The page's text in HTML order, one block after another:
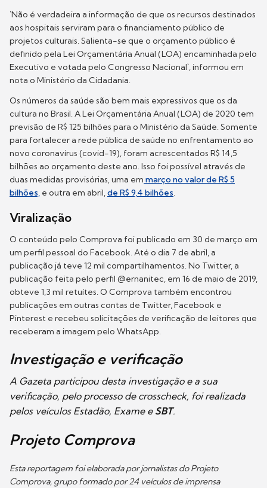
`Não é verdadeira a informação de que os recursos destinados
aos hospitais serviram para o financiamento público de
projetos culturais. Salienta-se que o orçamento público é
definido pela Lei Orçamentária Anual (LOA) encaminhada pelo
Executivo e votada pelo Congresso Nacional`, informou em
nota o Ministério da Cidadania.
Os números da saúde são bem mais expressivos que os da
cultura no Brasil. A Lei Orçamentária Anual (LOA) de 2020 tem
previsão de R$ 125 bilhões para o Ministério da Saúde. Somente
para fortalecer a rede pública de saúde no enfrentamento ao
novo coronavírus (covid-19), foram acrescentados R$ 14,5
bilhões ao orçamento deste ano. Isso foi possível através de
duas medidas provisórias, uma em março no valor de R$ 5
bilhões, e outra em abril, de R$ 9,4 bilhões
Viralização
O conteúdo pelo Comprova foi publicado em 30 de março em
um perfil pessoal do Facebook. Até o dia 7 de abril, a
publicação já teve 12 mil compartilhamentos. No Twitter, a
publicação feita pelo perfil @ernanitec, em 16 de maio de 2019,
obteve 1,3 mil retuítes. O Comprova também encontrou
publicações em outras contas de Twitter, Facebook e
Pinterest e recebeu solicitações de verificação de leitores que
receberam a imagem pelo WhatsApp.
Investigação e verificação
A Gazeta participou desta investigação e a sua
verificação, pelo processo de crosscheck, foi realizada
pelos veículos Estadão, Exame e SBT.
Projeto Comprova
Esta reportagem foi elaborada por jornalistas do Projeto
Comprova, grupo formado por 24 veículos de imprensa